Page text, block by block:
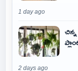
1 day ago
2 days ago